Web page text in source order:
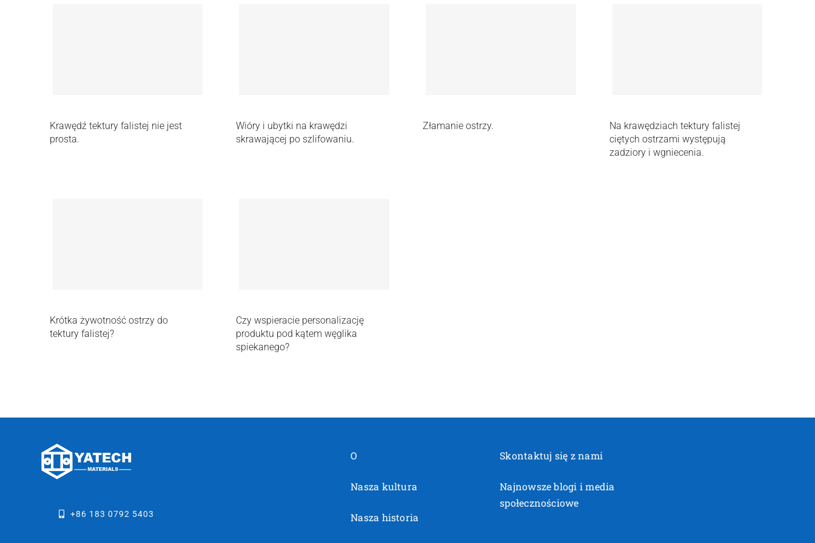
Krawędź tektury falistej nie jest
prosta.
Wióry i ubytki na krawędzi
skrawającej po szlifowaniu.
Złamanie ostrzy.
Na krawędziach tektury falistej
ciętych ostrzami występują
zadziory i wgniecenia.
Krótka żywotność ostrzy do
tektury falistej?
Czy wspieracie personalizację
produktu pod kątem węglika
spiekanego?
+86 183 0792 5403
O
Nasza kultura
Nasza historia
Skontaktuj się z nami
Najnowsze blogi i media
społecznościowe